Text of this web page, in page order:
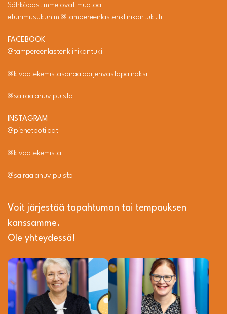
Sähköpostimme ovat muotoa
etunimi.sukunimi@tampereenlastenklinikantuki.fi
FACEBOOK
@tampereenlastenklinikantuki
@kivaatekemistasairaalaarjenvastapainoksi
@sairaalahuvipuisto
INSTAGRAM
@pienetpotilaat
@kivaatekemista
@sairaalahuvipuisto
Voit järjestää tapahtuman tai tempauksen
kanssamme.
Ole yhteydessä!